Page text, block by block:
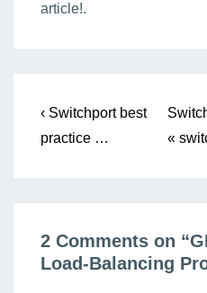
article!.
Navigation
de
Previous
Post
‹ Switchport best
practice …
Next
Post
«
2 Comments on “
Load-Balancing